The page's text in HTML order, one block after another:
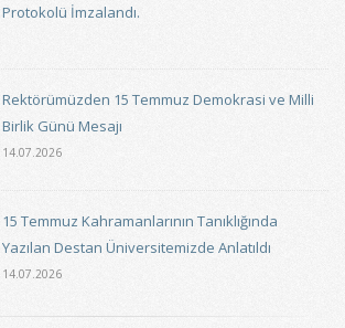
Protokolü İmzalandı.
Rektörümüzden 15 Temmuz Demokrasi ve Milli
Birlik Günü Mesajı
14.07.2026
15 Temmuz Kahramanlarının Tanıklığında
Yazılan Destan Üniversitemizde Anlatıldı
14.07.2026